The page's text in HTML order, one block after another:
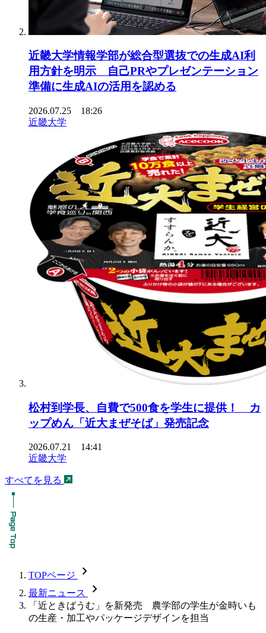
近畿大学情報学部が総合型選抜での生成AI利
用方針を明示 自己PRやプレゼンテーション
準備に生成AIの活用を認める
2026.07.25 18:26
近畿大学
松村到学長、自費で500食を学生に提供！ カ
ップめん「近大まぜそば」発売記念
2026.07.21 14:41
近畿大学
すべてを見る
TOPページ chevron_forward
最新ニュース chevron_forward
「近ときばうむ」を新発売 農学部の学生が金時いも
の生産・加工やパッケージデザインを担当